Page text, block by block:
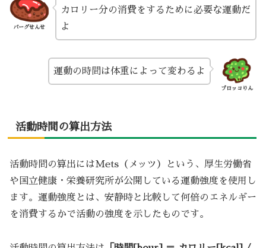
バーグせんせ
カロリー分の消費をするために必要な運動だ
よ
ブロッコりん
運動の時間は体重によって変わるよ
活動時間の算出方法
活動時間の算出にはMets（メッツ）という、厚生労働省
や国立健康・栄養研究所が公開している運動強度を使用し
ます。運動強度とは、安静時と比較して何倍のエネルギー
を消費するかで活動の強度を示したものです。